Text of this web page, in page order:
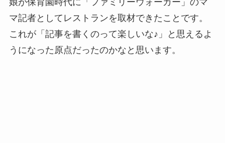
娘が保育園時代に「ファミリーウォーカー」のマ
マ記者としてレストランを取材できたことです。
これが「記事を書くのって楽しいな♪」と思えるよ
うになった原点だったのかなと思います。